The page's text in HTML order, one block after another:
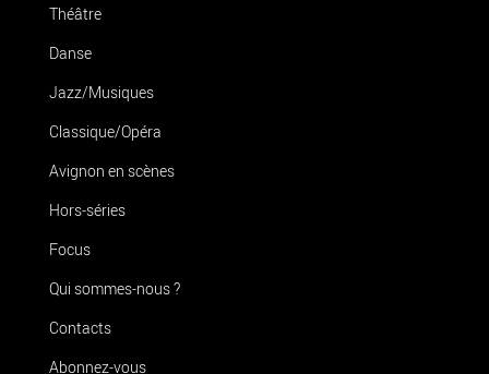
Théâtre
Danse
Jazz/Musiques
Classique/Opéra
Avignon en scènes
Hors-séries
Focus
Qui sommes-nous ?
Contacts
Abonnez-vous